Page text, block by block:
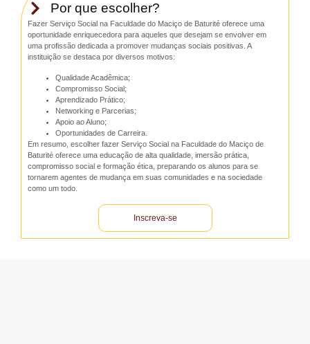
Por que escolher?
Fazer Serviço Social na Faculdade do Maciço de Baturité oferece uma
oportunidade enriquecedora para aqueles que desejam se envolver em
uma profissão dedicada a promover mudanças sociais positivas. A
instituição se destaca por diversos motivos:
Qualidade Acadêmica;
Compromisso Social;
Aprendizado Prático;
Networking e Parcerias;
Apoio ao Aluno;
Oportunidades de Carreira.
Em resumo, escolher fazer Serviço Social na Faculdade do Maciço de
Baturité oferece uma educação de alta qualidade, imersão prática,
compromisso social e formação ética, preparando os alunos para se
tornarem agentes de mudança em suas comunidades e na sociedade
como um todo.
Inscreva-se